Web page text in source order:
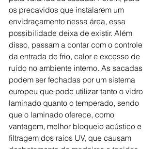
os precavidos que instalarem um
envidraçamento nessa área, essa
possibilidade deixa de existir. Além
disso, passam a contar com o controle
da entrada de frio, calor e excesso de
ruído no ambiente interno. As sacadas
podem ser fechadas por um sistema
europeu que pode utilizar tanto o vidro
laminado quanto o temperado, sendo
que o laminado oferece, como
vantagem, melhor bloqueio acústico e
filtragem dos raios UV, que causam